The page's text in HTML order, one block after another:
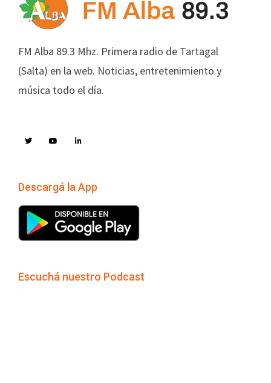
FM Alba 89.3 Mhz. Primera radio de Tartagal
(Salta) en la web. Noticias, entretenimiento y
música todo el día.
Descargá la App
Escuchá nuestro Podcast